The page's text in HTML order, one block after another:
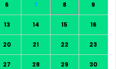
6 7 8 9
13 14 15 16
20 21 22 23
27 28 29 30